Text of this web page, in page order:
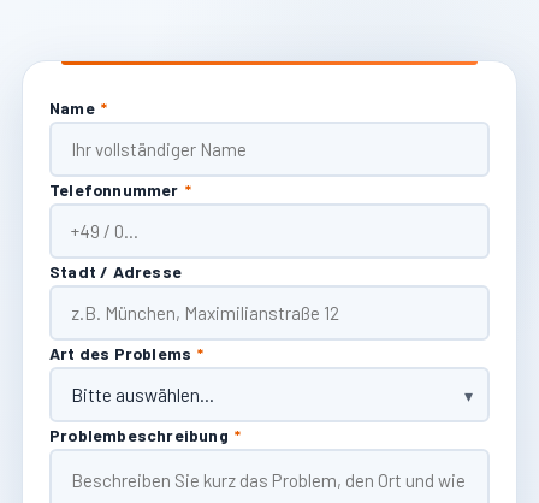
Name *
Telefonnummer *
Stadt / Adresse
Art des Problems *
Problembeschreibung *